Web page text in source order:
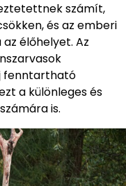
számít,
és az emberi
élőhelyet. Az
fenntartható
a különleges és
is.